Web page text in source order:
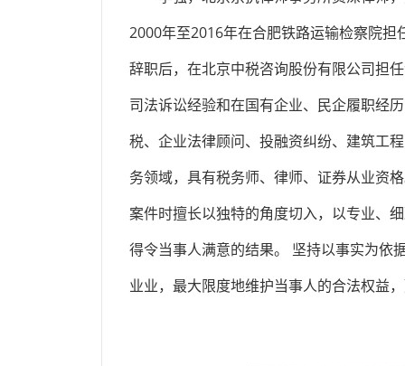
2000年至2016年在合肥铁路运输检察院
辞职后，在北京中税咨询股份有限公司担
司法诉讼经验和在国有企业、民企履职经
税、企业法律顾问、投融资纠纷、建筑工
务领域，具有税务师、律师、证券从业资
案件时擅长以独特的角度切入，以专业、
得令当事人满意的结果。 坚持以事实为依
业业，最大限度地维护当事人的合法权益